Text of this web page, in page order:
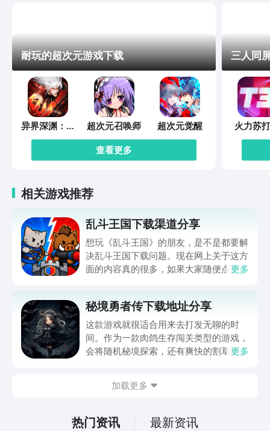
耐玩的超次元游戏下载
异界深渊：觉
醒
超次元召唤师
超次元觉醒
查看更多
三人同
火力苏
相关游戏推荐
乱斗王国下载渠道分享
想玩《乱斗王国》的朋友，是不是都要解
决乱斗王国下载问题。现在网上关于这方
面的内容真的很多，如果大家随便点击陌
app进行下载会更加方便，九游是手游福
利最多的游戏平台，在这里不仅能够看到
游戏资源，还能及时查看后续的消息、活
动内容等相关信息。
更多
秘境勇者传下载地址分享
这款游戏就很适合用来去打发无聊的时
间。作为一款肉鸽生存闯关类型的游戏，
会将随机秘境探索，还有爽快的割草闯关
接就可以下载。游戏的上手门槛还是比较
打发无聊的时间，可玩性真的比较高。
更多
加载更多
热门资讯 最新资讯